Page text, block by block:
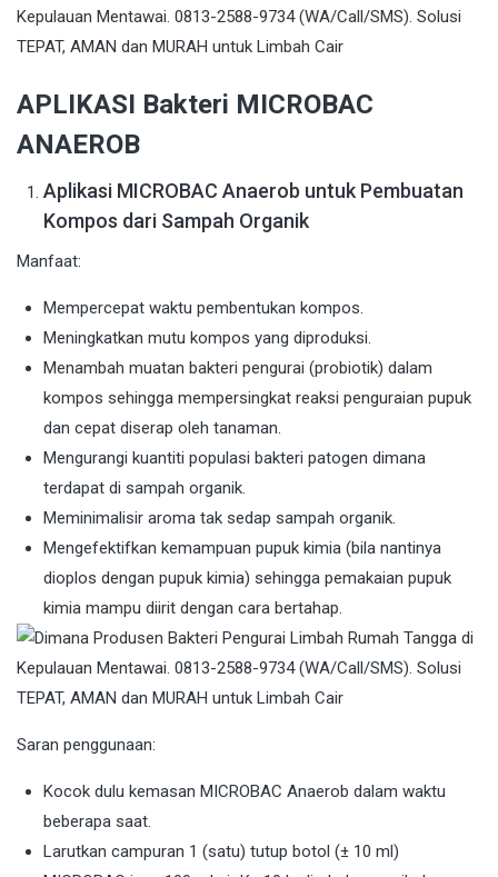
APLIKASI Bakteri MICROBAC
ANAEROB
Aplikasi MICROBAC Anaerob untuk Pembuatan
Kompos dari Sampah Organik
Manfaat:
Mempercepat waktu pembentukan kompos.
Meningkatkan mutu kompos yang diproduksi.
Menambah muatan bakteri pengurai (probiotik) dalam
kompos sehingga mempersingkat reaksi penguraian pupuk
dan cepat diserap oleh tanaman.
Mengurangi kuantiti populasi bakteri patogen dimana
terdapat di sampah organik.
Meminimalisir aroma tak sedap sampah organik.
Mengefektifkan kemampuan pupuk kimia (bila nantinya
dioplos dengan pupuk kimia) sehingga pemakaian pupuk
kimia mampu diirit dengan cara bertahap.
Saran penggunaan:
Kocok dulu kemasan MICROBAC Anaerob dalam waktu
beberapa saat.
Larutkan campuran 1 (satu) tutup botol (± 10 ml)